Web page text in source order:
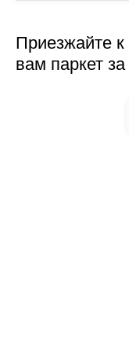
Приезжайте
вам паркет